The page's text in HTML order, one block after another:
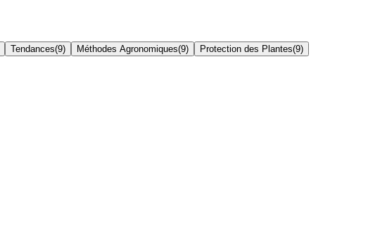
Tendances(9) Méthodes Agronomiques(9) Protection des Plantes(9)